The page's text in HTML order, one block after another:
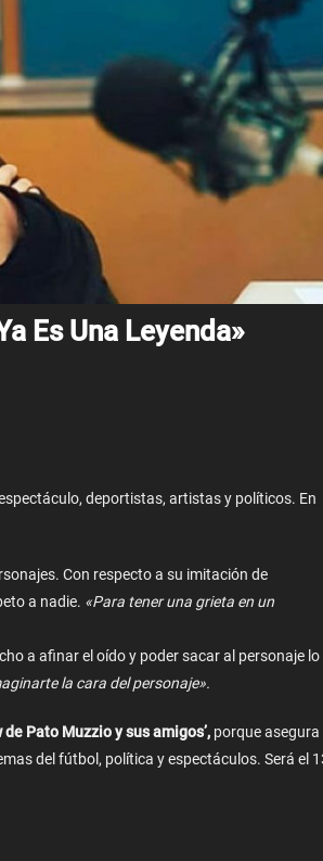
Es Una Leyenda»
deportistas, artistas y políticos. En
Con respecto a su imitación de
a nadie. «Para tener una grieta en un
a afinar el oído y poder sacar al personaje lo
la cara del personaje».
de Pato Muzzio y sus amigos’, porque asegura
del fútbol, política y espectáculos. Será el